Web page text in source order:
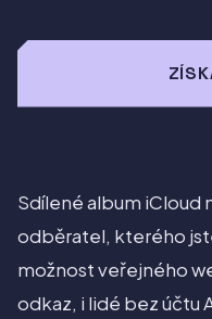
Sdílené album iCloud
odběratel, kterého
možnost veřejného
odkaz, i lidé bez účtu